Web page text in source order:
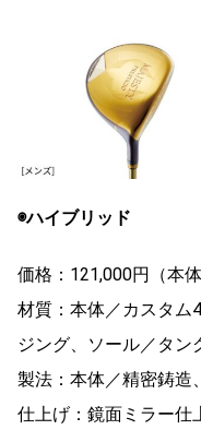
◉ハイブリッド
価格：121,000円（本体
材質：本体／カスタム
ジング、ソール／タン
製法：本体／精密鋳造
仕上げ：鏡面ミラー仕